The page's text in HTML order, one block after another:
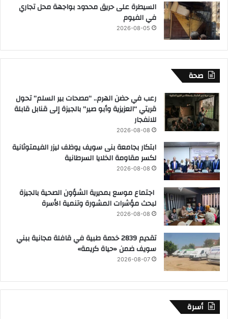
السيطرة على حريق محدود بواجهة محل تجاري
في الفيوم
2026-08-05
صحة
رعب في حضن الهرم.. “مصحات بير السلم” تحول
قريتي “العزيزية وأبو صير” بالجيزة إلى قنابل قابلة
للانفجار
2026-08-08
ابتكار بجامعة بنى سويف يوظف ليزر الفيمتوثانية
لكسر مقاومة الخلايا السرطانية
2026-08-08
اجتماع موسع بمديرية الشؤون الصحية بالجيزة
لبحث مؤشرات المشورة وتنمية الأسرة
2026-08-08
تقديم 2839 خدمة طبية في قافلة مجانية ببني
سويف ضمن «حياة كريمة»
2026-08-07
أسرة